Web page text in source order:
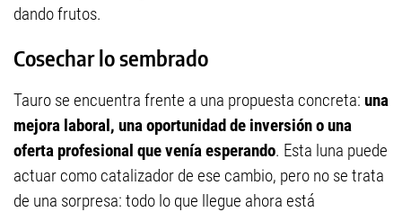
dando frutos.
Cosechar lo sembrado
Tauro se encuentra frente a una propuesta concreta: una
mejora laboral, una oportunidad de inversión o una
oferta profesional que venía esperando. Esta luna puede
actuar como catalizador de ese cambio, pero no se trata
de una sorpresa: todo lo que llegue ahora está